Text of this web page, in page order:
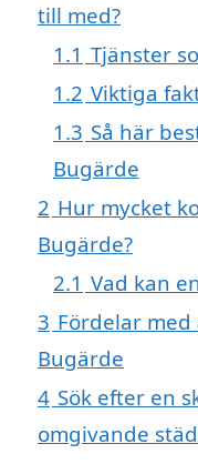
till med?
1.1 Tjänster
1.2 Viktiga
1.3 Så här
Bugärde
2 Hur mycket
Bugärde?
2.1 Vad kan
3 Fördelar med
Bugärde
4 Sök efter en
omgivande